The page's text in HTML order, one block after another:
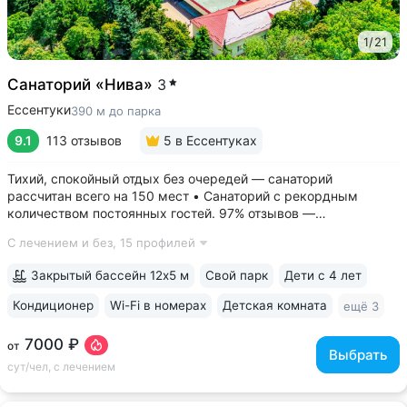
1/21
Санаторий «Нива» 3
Ессентуки390 м до парка
9.1 113 отзывов 5 в Ессентуках
Тихий, спокойный отдых без очередей — санаторий
рассчитан всего на 150 мест • Санаторий с рекордным
количеством постоянных гостей. 97% отзывов —
до Грязелечебницы им. Семашко и бюветов минеральной
С лечением и без, 15 профилей
от 7000 ₽
сут/чел, с лечением
Выбрать
Закрытый бассейн 12х5 м Свой парк Дети с 4 лет
Кондиционер Wi-Fi в номерах Детская комната ещё 3